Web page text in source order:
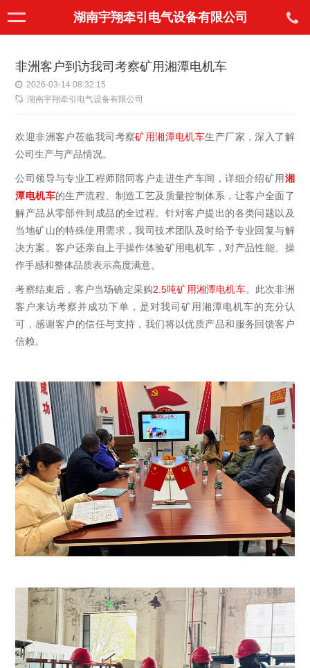
湖南宇翔牵引电气设备有限公司
非洲客户到访我司考察矿用湘潭电机车
2026-03-14 08:32:15
湖南宇翔牵引电气设备有限公司
欢迎非洲客户莅临我司考察矿用湘潭电机车生产厂家，深入了解
公司生产与产品情况。
公司领导与专业工程师陪同客户走进生产车间，详细介绍矿用湘
潭电机车的生产流程、制造工艺及质量控制体系，让客户全面了
解产品从零部件到成品的全过程。针对客户提出的各类问题以及
当地矿山的特殊使用需求，我司技术团队及时给予专业回复与解
决方案。客户还亲自上手操作体验矿用电机车，对产品性能、操
作手感和整体品质表示高度满意。
考察结束后，客户当场确定采购2.5吨矿用湘潭电机车。此次非洲
客户来访考察并成功下单，是对我司矿用湘潭电机车的充分认
可，感谢客户的信任与支持，我们将以优质产品和服务回馈客户
信赖。